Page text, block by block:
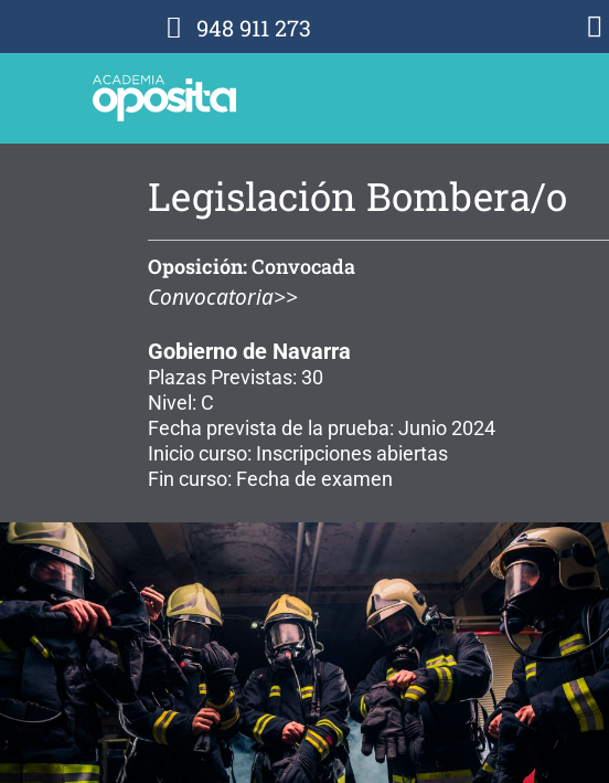
948 911 273
Legislación Bombera/o
Oposición:Convocada
Convocatoria>>
Gobierno de Navarra
Plazas Previstas: 30
Nivel: C
Fecha prevista de la prueba: Junio 2024
Inicio curso: Inscripciones abiertas
Fin curso: Fecha de examen